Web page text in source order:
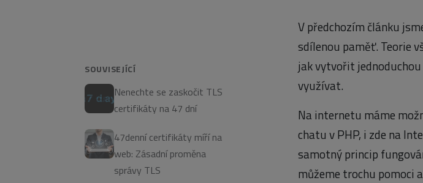
SOUVISEJÍCÍ
Nenechte se zaskočit TLS
certifikáty na 47 dní
47denní certifikáty míří na
web: Zásadní proměna
správy TLS
V předchozím článku
sdílenou paměť. Teorie
jak vytvořit
využívat.
Na internetu máme
chatu v PHP, i zde na
samotný princip
můžeme trochu pomoci